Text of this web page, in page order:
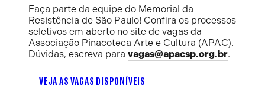
Faça parte da equipe do Memorial da
Resistência de São Paulo! Confira os processos
seletivos em aberto no site de vagas da
Associação Pinacoteca Arte e Cultura (APAC).
Dúvidas, escreva para vagas@apacsp.org.br.
VEJA AS VAGAS DISPONÍVEIS